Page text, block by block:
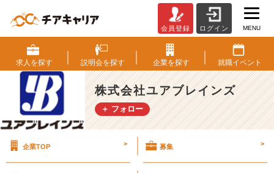
員
イ
ン
タ
ビ
ュ
弾！
会員登録 ログイン MENU
求人を探す 説明会を探す 企業を探す 就職イベント
株式会社ユアブレインズ
＋ フォロー
企業TOP > 募集 >